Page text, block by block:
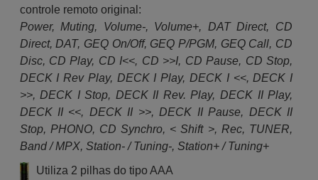
controle remoto original:
Power, Muting, Volume-, Volume+, DAT Direct, CD
Direct, DAT, GEQ On/Off, GEQ P/PGM, GEQ Call, CD
Disc, CD Play, CD I<<, CD >>I, CD Pause, CD Stop,
DECK I Rev Play, DECK I Play, DECK I <<, DECK I
>>, DECK I Stop, DECK II Rev. Play, DECK II Play,
DECK II <<, DECK II >>, DECK II Pause, DECK II
Stop, PHONO, CD Synchro, < Shift >, Rec, TUNER,
Band / MPX, Station- / Tuning-, Station+ / Tuning+
Utiliza 2 pilhas do tipo AAA